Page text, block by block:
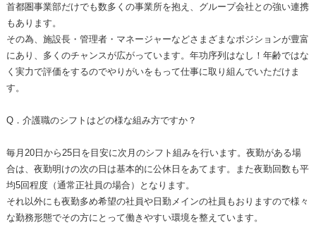
首都圏事業部だけでも数多くの事業所を抱え、グループ会社との強い連携
もあります。
その為、施設長・管理者・マネージャーなどさまざまなポジションが豊富
にあり、多くのチャンスが広がっています。年功序列はなし！年齢ではな
く実力で評価をするのでやりがいをもって仕事に取り組んでいただけま
す。
Q．介護職のシフトはどの様な組み方ですか？
毎月20日から25日を目安に次月のシフト組みを行います。夜勤がある場
合は、夜勤明けの次の日は基本的に公休日をあてます。また夜勤回数も平
均5回程度（通常正社員の場合）となります。
それ以外にも夜勤多め希望の社員や日勤メインの社員もおりますので様々
な勤務形態でその方にとって働きやすい環境を整えています。